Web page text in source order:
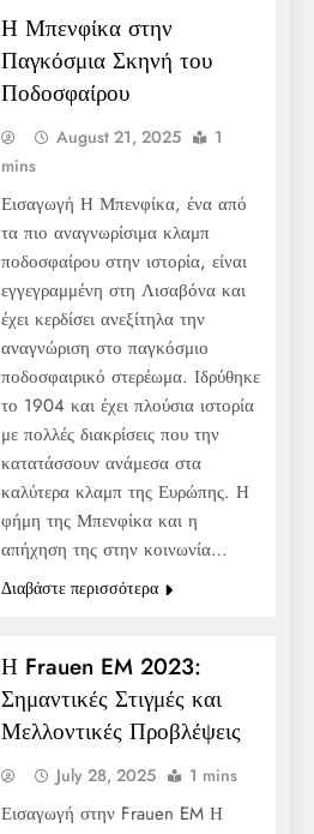
Η Μπενφίκα στην
Παγκόσμια Σκηνή του
Ποδοσφαίρου
August 21, 2025
1
mins
Εισαγωγή Η Μπενφίκα, ένα από
τα πιο αναγνωρίσιμα κλαμπ
ποδοσφαίρου στην ιστορία, είναι
εγγεγραμμένη στη Λισαβόνα και
έχει κερδίσει ανεξίτηλα την
αναγνώριση στο παγκόσμιο
ποδοσφαιρικό στερέωμα. Ιδρύθηκε
το 1904 και έχει πλούσια ιστορία
με πολλές διακρίσεις που την
κατατάσσουν ανάμεσα στα
καλύτερα κλαμπ της Ευρώπης. Η
φήμη της Μπενφίκα και η
απήχηση της στην κοινωνία…
Διαβάστε περισσότερα
Η Frauen EM 2023:
Σημαντικές Στιγμές και
Μελλοντικές Προβλέψεις
July 28, 2025 1 mins
Εισαγωγή στην Frauen EM Η